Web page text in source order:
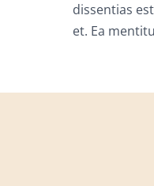
dissentias
et. Ea